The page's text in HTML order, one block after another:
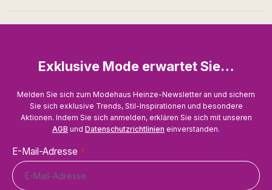
Exklusive Mode erwartet Sie…
Melden Sie sich zum Modehaus Heinze-Newsletter an und sichern
Sie sich exklusive Trends, Stil-Inspirationen und besondere
Aktionen. Indem Sie sich anmelden, erklären Sie sich mit unseren
AGB und Datenschutzrichtlinien einverstanden.
E-Mail-Adresse *